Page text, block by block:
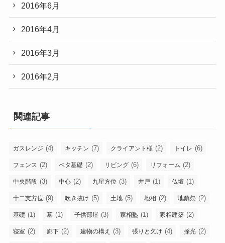
2016年6月
2016年4月
2016年3月
2016年2月
関連記事
ガスレンジ (4) キッチン (7) クライアント様 (2) トイレ (6)
フェンス (2) ベタ基礎 (2) リビング (6) リフォーム (2)
中央階段 (3) 中心 (2) 九星方位 (3) 井戸 (1) 仏壇 (1)
十二支方位 (9) 吹き抜け (5) 土地 (5) 地相 (2) 地鎮祭 (2)
基礎 (1) 墓 (1) 子供部屋 (3) 家相塾 (1) 家相建築 (2)
寝室 (2) 廊下 (2) 建物の構え (3) 張りと欠け (4) 採光 (2)